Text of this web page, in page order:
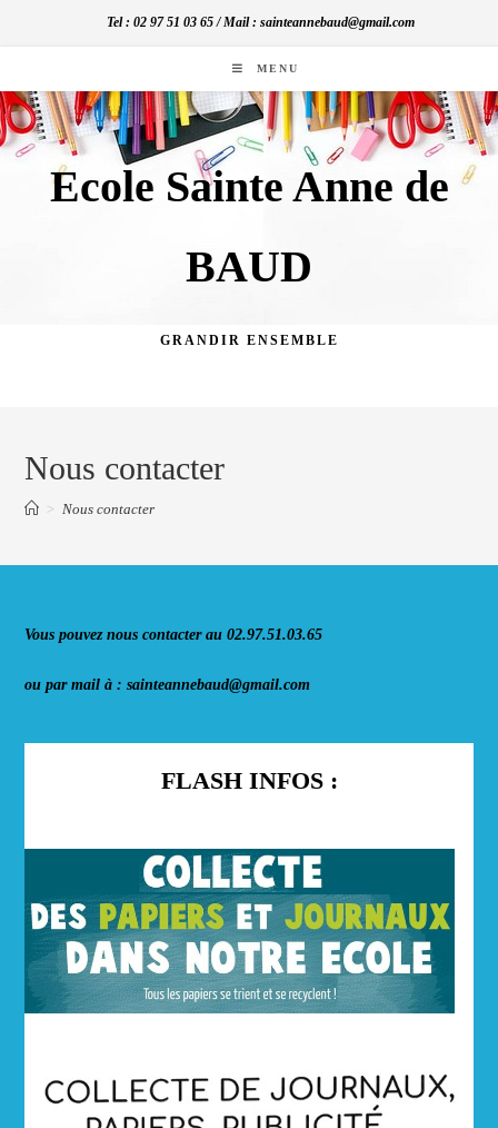
Tel : 02 97 51 03 65 / Mail : sainteannebaud@gmail.com
MENU
Ecole Sainte Anne de
BAUD
GRANDIR ENSEMBLE
Nous contacter
> Nous contacter
Vous pouvez nous contacter au 02.97.51.03.65
ou par mail à : sainteannebaud@gmail.com
FLASH INFOS :